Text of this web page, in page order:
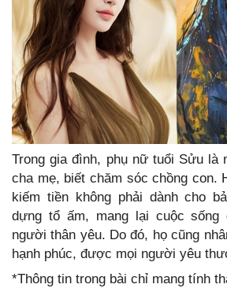
Trong gia đình, phụ nữ tuổi Sửu là
cha mẹ, biết chăm sóc chồng con.
kiếm tiền không phải dành cho
dựng tổ ấm, mang lại cuộc sống
người thân yêu. Do đó, họ cũng
hạnh phúc, được mọi người yêu
*Thông tin trong bài chỉ mang tính